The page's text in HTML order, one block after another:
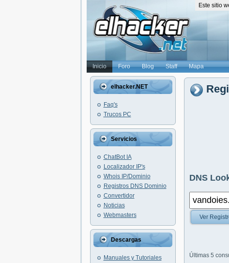
Inicio Foro Blog Staff Mapa
elhacker.NET
Faq's
Trucos PC
Servicios
ChatBot IA
Localizador IP's
Whois IP/Dominio
Registros DNS Dominio
Convertidor
Noticias
Webmasters
Descargas
Manuales y Tutoriales
DNS
Ver
Últimas 5
Este sitio